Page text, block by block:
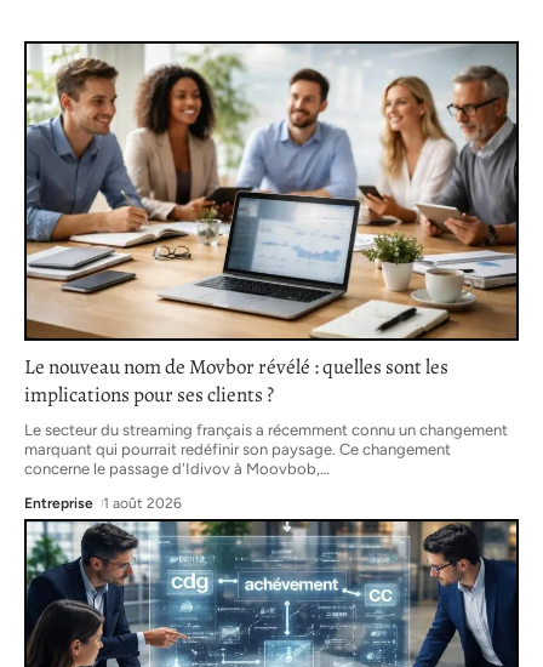
Le nouveau nom de Movbor révélé : quelles sont les
implications pour ses clients ?
Le secteur du streaming français a récemment connu un changement
marquant qui pourrait redéfinir son paysage. Ce changement
concerne le passage d'Idivov à Moovbob,
Entreprise 1 août 2026